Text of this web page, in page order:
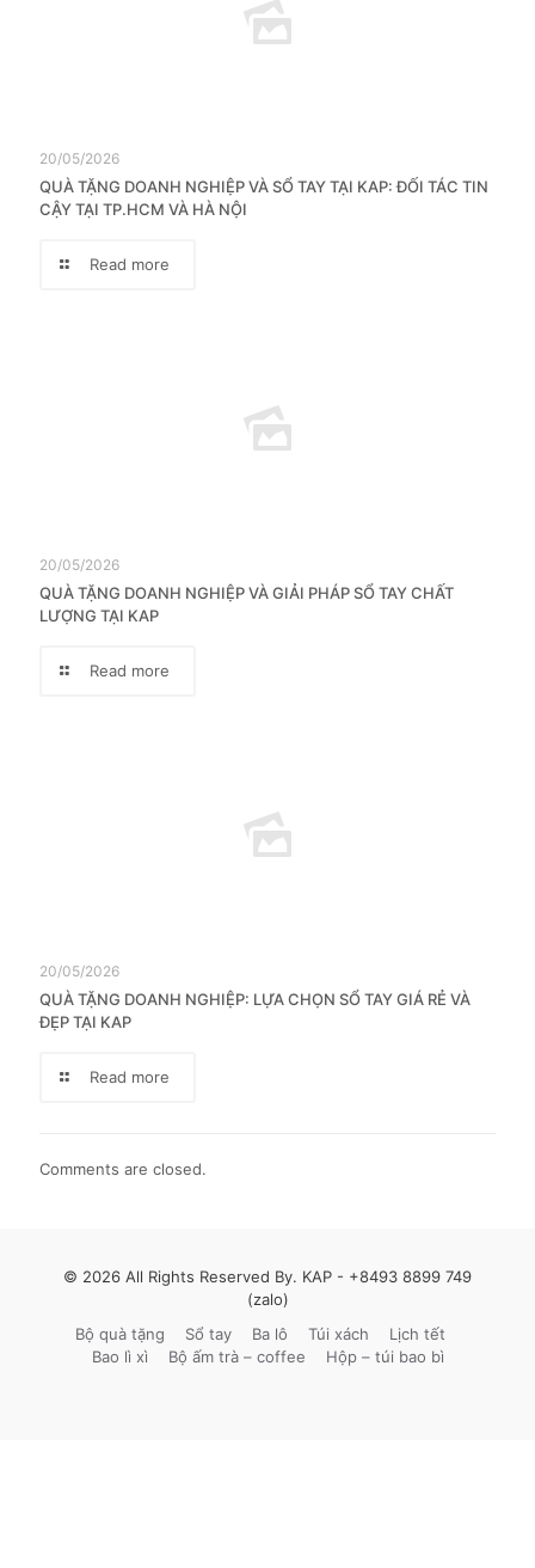
20/05/2026
QUÀ TẶNG DOANH NGHIỆP VÀ SỔ TAY TẠI KAP: ĐỐI TÁC TIN
CẬY TẠI TP.HCM VÀ HÀ NỘI
Read more
20/05/2026
QUÀ TẶNG DOANH NGHIỆP VÀ GIẢI PHÁP SỔ TAY CHẤT
LƯỢNG TẠI KAP
Read more
20/05/2026
QUÀ TẶNG DOANH NGHIỆP: LỰA CHỌN SỔ TAY GIÁ RẺ VÀ
ĐẸP TẠI KAP
Read more
Comments are closed.
© 2026 All Rights Reserved By. KAP - +8493 8899 749
(zalo)
Bộ quà tặng
Sổ tay Ba lô Túi xách
Lịch tết
Bao lì xì
Bộ ấm trà – coffee Hộp – túi bao bì